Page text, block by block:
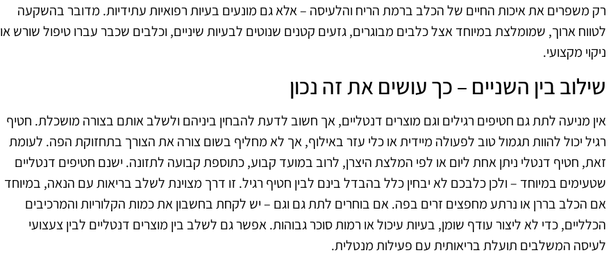
רק משפרים את איכות החיים של הכלב ברמת הריח והלעיסה – אלא גם מונעים בעיות רפואיות עתידיות. מדובר בהשקעה
לטווח ארוך, שמומלצת במיוחד אצל כלבים מבוגרים, גזעים קטנים שנוטים לבעיות שיניים, וכלבים שכבר עברו טיפול שורש או
ניקוי מקצועי.
שילוב בין השניים – כך עושים את זה נכון
אין מניעה לתת גם חטיפים רגילים וגם מוצרים דנטליים, אך חשוב לדעת להבחין ביניהם ולשלב אותם בצורה מושכלת. חטיף
רגיל יכול להוות תגמול טוב לפעולה מיידית או כלי עזר באילוף, אך לא מחליף בשום צורה את הצורך בתחזוקת הפה. לעומת
זאת, חטיף דנטלי ניתן אחת ליום או לפי המלצת היצרן, לרוב במועד קבוע, כתוספת קבועה לתזונה. ישנם חטיפים דנטליים
שטעימים במיוחד – ולכן כלבכם לא יבחין כלל בהבדל בינם לבין חטיף רגיל. זו דרך מצוינת לשלב בריאות עם הנאה, במיוחד
אם הכלב בררן או נרתע מחפצים זרים בפה. אם בוחרים לתת גם וגם – יש לקחת בחשבון את כמות הקלוריות והמרכיבים
הכלליים, כדי לא ליצור עודף שומן, בעיות עיכול או רמות סוכר גבוהות. אפשר גם לשלב בין מוצרים דנטליים לבין צעצועי
לעיסה המשלבים תועלת בריאותית עם פעילות מנטלית.